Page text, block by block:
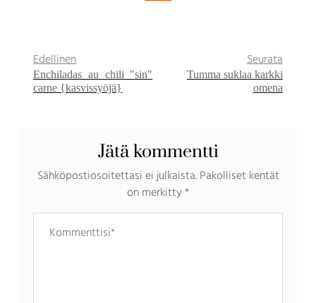
Edellinen
Enchiladas au chili "sin"
carne {kasvissyöjä}
Seurata
Tumma suklaa karkki
omena
Jätä kommentti
Sähköpostiosoitettasi ei julkaista. Pakolliset kentät
on merkitty*